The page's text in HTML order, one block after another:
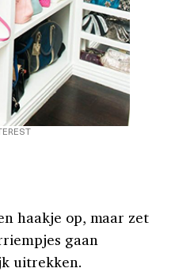
haakje op, maar zet
gaan
uitrekken.